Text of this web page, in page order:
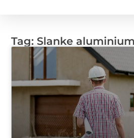
Tag: Slanke